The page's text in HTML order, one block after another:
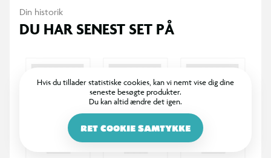
til tasker, del dem med venner, eller brug dem til udklædning!
Rul det, form det, brug det – dette sæt gør det lige så sjovt
Din historik
DU HAR SENEST SET PÅ
Hvis du tillader statistiske cookies, kan vi nemt vise dig dine
seneste besøgte produkter.
Du kan altid ændre det igen.
RET COOKIE SAMTYKKE